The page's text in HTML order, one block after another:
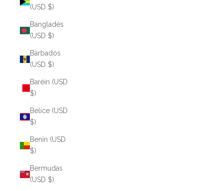
(USD $)
Bangladés
(USD $)
Barbados
(USD $)
Baréin (USD
$)
Belice (USD
$)
Benín (USD
$)
Bermudas
(USD $)